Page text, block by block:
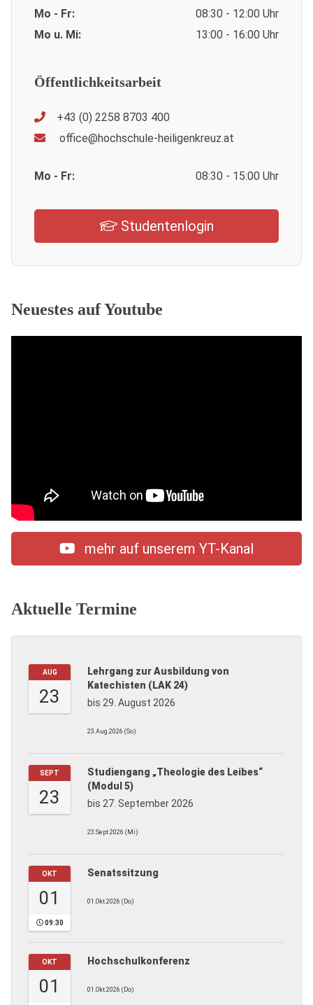
Mo - Fr:
08:30 - 12:00 Uhr
Mo u. Mi:
13:00 - 16:00 Uhr
Öffentlichkeitsarbeit
+43 (0) 2258 8703 400
office@hochschule-heiligenkreuz.at
Mo - Fr: 08:30 - 15:00 Uhr
Studentenlogin
Neuestes auf Youtube
mehr auf unserem YT-Kanal
Aktuelle Termine
AUG
23
Lehrgang zur Ausbildung von
Katechisten (LAK 24)
bis 29. August 2026
23.Aug.2026 (So)
SEPT
23
Studiengang „Theologie des Leibes“
(Modul 5)
bis 27. September 2026
23.Sept.2026 (Mi)
OKT
01
09:30
Senatssitzung
01.Okt.2026 (Do)
OKT
01
Hochschulkonferenz
01.Okt.2026 (Do)